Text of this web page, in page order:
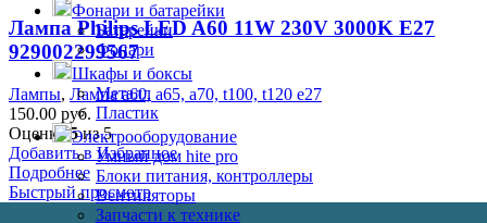
Фонари и батарейки
Батарейки
Фонари
Шкафы и боксы
Металл
Пластик
Электрооборудование
Умный дом hite pro
Блоки питания, контроллеры
Вентиляторы
Запчасти к технике
Лампа Philips LED A60 11W 230V 3000K E27
929002299567
Лампы, Лампа а60, а65, а70, t100, t120 е27
150.00 руб.
Оценка5из 5
Добавить в Избранное
Подробнее
Быстрый просмотр